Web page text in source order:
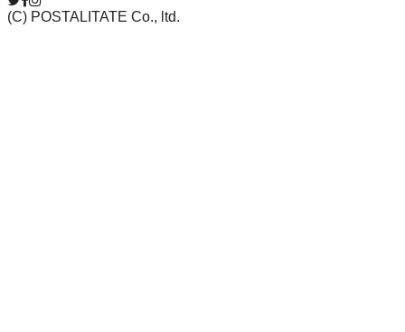
(C) POSTALITATE Co., ltd.